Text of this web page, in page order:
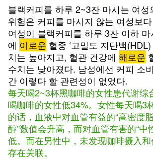
블랙커피를 하루 2~3잔 마시는 여성
위험은 커피를 마시지 않는 여성보
여성이 블랙커피를 하루 3잔 이하
에 이로운 혈중 ‘고밀도 지단백
치는 높아지고, 혈관 건강에 해로운
수치는 낮아졌다. 남성에선 커피 소
간 이렇다 할 관련성이 없었다.
每天喝2~3杯黑咖啡的女性患代谢综
喝咖啡的女性低34%。女性每天喝3
的话，血液中对血管有益的“高密度
醇”数值会升高，而对血管有害的“中
低。而在男性中，未发现咖啡摄入
存在关联。